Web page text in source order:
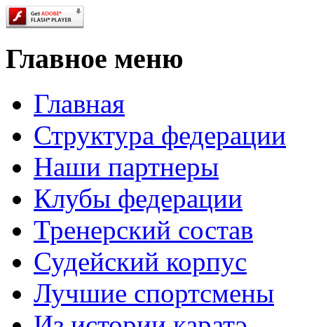
Главное меню
Главная
Структура федерации
Наши партнеры
Клубы федерации
Тренерский состав
Судейский корпус
Лучшие спортсмены